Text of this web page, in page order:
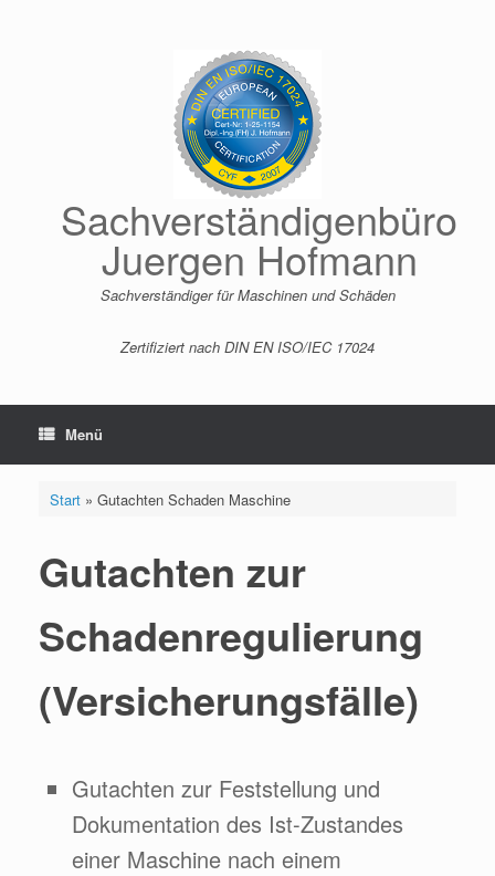
Sachverständigenbüro
Juergen Hofmann
Sachverständiger für Maschinen und Schäden
Zertifiziert nach DIN EN ISO/IEC 17024
Menü
Start» Gutachten Schaden Maschine
Gutachten zur
Schadenregulierung
(Versicherungsfälle)
Gutachten zur Feststellung und
Dokumentation des Ist-Zustandes
einer Maschine nach einem